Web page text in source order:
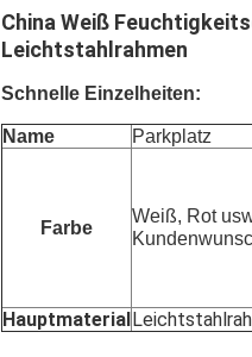
China Weiß
Leichtstahlrahmen
Schnelle Einzelheiten:
Name Parkplatz
Farbe
Weiß, Rot
Hauptmaterial